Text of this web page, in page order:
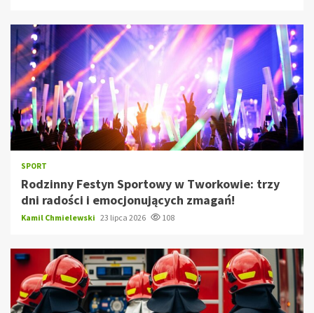
SPORT
Rodzinny Festyn Sportowy w Tworkowie: trzy
dni radości i emocjonujących zmagań!
Kamil Chmielewski 23 lipca 2026 108